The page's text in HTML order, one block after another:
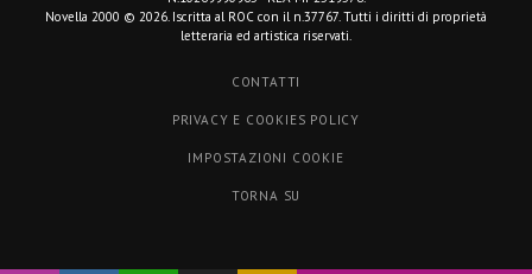
Novella 2000 © 2026. Iscritta al ROC con il n.37767. Tutti i diritti di proprietà
letteraria ed artistica riservati.
CONTATTI
PRIVACY E COOKIES POLICY
IMPOSTAZIONI COOKIE
TORNA SU